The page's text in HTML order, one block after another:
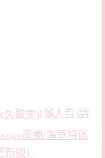
[懶人包]請
商圈/海華特區
新版)